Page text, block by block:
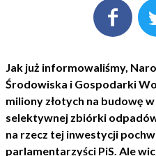
Jak już informowaliśmy,
Środowiska i Gospodarki
miliony złotych na budowę
selektywnej zbiórki
na rzecz tej inwestycji
parlamentarzyści PiS. Ale